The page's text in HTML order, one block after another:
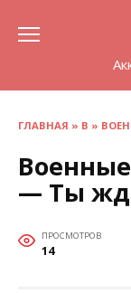
ГЛАВНАЯ » В »
— Ты
ПРОСМОТРОВ
14